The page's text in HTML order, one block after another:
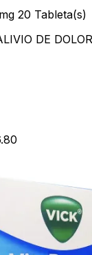
20 Tableta(s)
DE